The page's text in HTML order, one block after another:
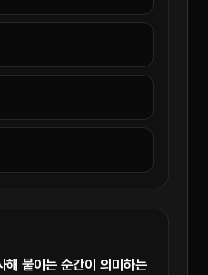
해 붙이는 순간이 의미하는